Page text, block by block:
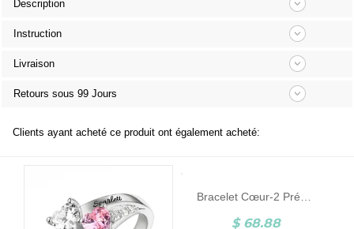
Description
Instruction
Livraison
Retours sous 99 Jours
Clients ayant acheté ce produit ont également acheté:
$ 68.88